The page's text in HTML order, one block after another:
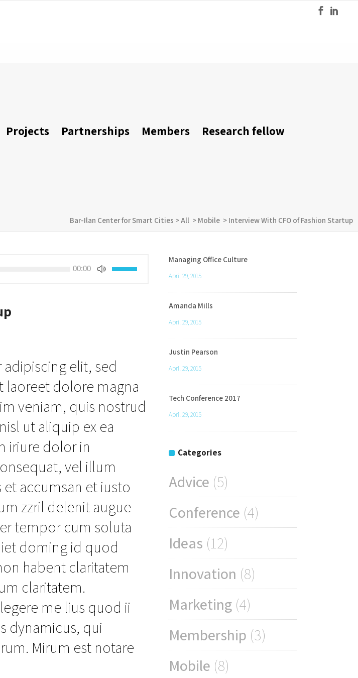
Projects Partnerships Members Research fellow
Bar-Ilan Center for Smart Cities >All > Mobile > Interview With CFO of Fashion Startup
00:00
Up/Down
elit, sed
dolore magna
veniam, quis nostrud
ut aliquip ex ea
iriure dolor in
vel illum
accumsan et iusto
zzril delenit augue
tempor cum soluta
doming id quod
habent claritatem
claritatem.
me lius quod ii
dynamicus, qui
Mirum est notare
Managing Office Culture
April 29, 2015
Amanda Mills
April 29, 2015
Justin Pearson
April 29, 2015
Tech Conference 2017
April 29, 2015
Categories
Advice (5)
Conference (4)
Ideas (12)
Innovation (8)
Marketing (4)
Membership (3)
Mobile (8)